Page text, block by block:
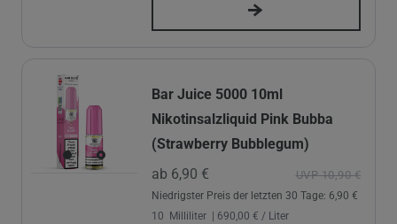
Bar Juice 5000 10ml
Nikotinsalzliquid Pink Bubba
(Strawberry Bubblegum)
UVP 10,90 €
ab 6,90 €
Niedrigster Preis der letzten 30 Tage: 6,90 €
10
Milliliter | 690,00 € / Liter